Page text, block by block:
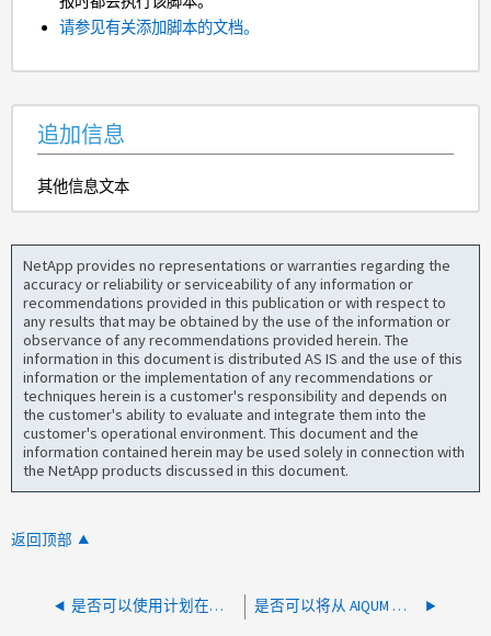
请参见有关添加脚本的文档。
追加信息
其他信息文本
NetApp provides no representations or warranties regarding the
accuracy or reliability or serviceability of any information or
recommendations provided in this publication or with respect to
any results that may be obtained by the use of the information or
observance of any recommendations provided herein. The
information in this document is distributed AS IS and the use of this
information or the implementation of any recommendations or
techniques herein is a customer's responsibility and depends on
the customer's ability to evaluate and integrate them into the
customer's operational environment. This document and the
information contained herein may be used solely in connection with
the NetApp products discussed in this document.
返回顶部
是否可以使用计划在本地下载 AIQUM 服务器中的报告？ 是否可以将从 AIQUM 发送到其配置的 SMTP 服务器的警报导出为摘要或 csv 文件？